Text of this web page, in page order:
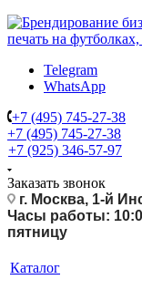
Telegram
WhatsApp
+7 (495) 745-27-38
+7 (495) 745-27-38
+7 (925) 346-57-97
Заказать звонок
г. Москва, 1-й
Часы работы:
пятницу
Каталог